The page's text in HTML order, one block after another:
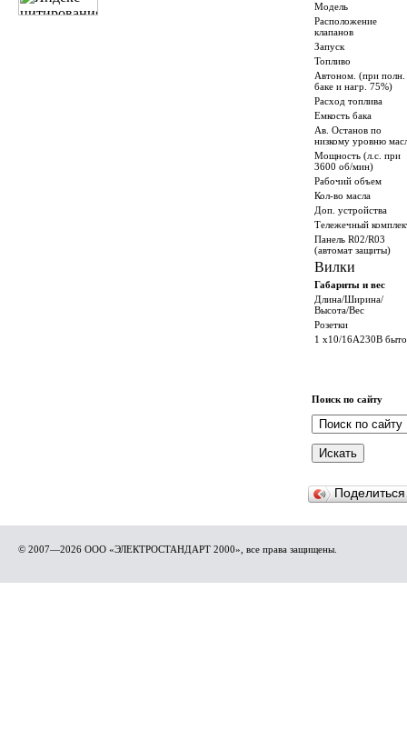
Модель
Расположение
клапанов
Запуск
Топливо
Автоном. (при полн.
баке и нагр. 75%)
Расход топлива
Емкость бака
Ав. Останов по
низкому уровню
Мощность (л.с. при
3600 об/мин)
Рабочий объем
Кол-во масла
Доп. устройства
Тележечный
Панель R02/R03
(автомат защиты)
Вилки
Габариты и вес
Длина/Ширина/
Высота/Вес
Розетки
1 x10/16A230В
Поиск по сайту
© 2007—2026 ООО «ЭЛЕКТРОСТАНДАРТ 2000», все права защищены.